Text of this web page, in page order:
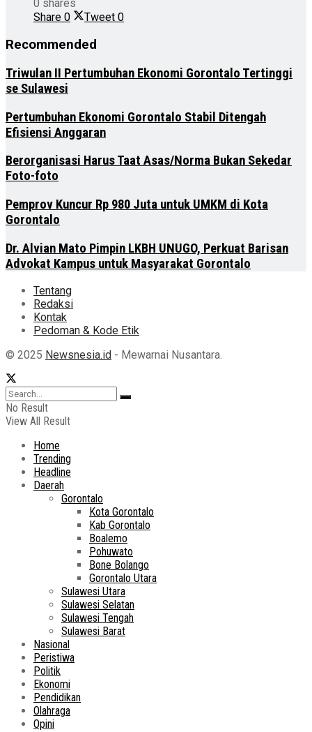
0 shares
Share 0 Tweet 0
Recommended
Triwulan II Pertumbuhan Ekonomi Gorontalo Tertinggi
se Sulawesi
Pertumbuhan Ekonomi Gorontalo Stabil Ditengah
Efisiensi Anggaran
Berorganisasi Harus Taat Asas/Norma Bukan Sekedar
Foto-foto
Pemprov Kuncur Rp 980 Juta untuk UMKM di Kota
Gorontalo
Dr. Alvian Mato Pimpin LKBH UNUGO, Perkuat Barisan
Advokat Kampus untuk Masyarakat Gorontalo
Tentang
Redaksi
Kontak
Pedoman & Kode Etik
© 2025 Newsnesia.id - Mewarnai Nusantara.
No Result
View All Result
Home
Trending
Headline
Daerah
Gorontalo
Kota Gorontalo
Kab Gorontalo
Boalemo
Pohuwato
Bone Bolango
Gorontalo Utara
Sulawesi Utara
Sulawesi Selatan
Sulawesi Tengah
Sulawesi Barat
Nasional
Peristiwa
Politik
Ekonomi
Pendidikan
Olahraga
Opini